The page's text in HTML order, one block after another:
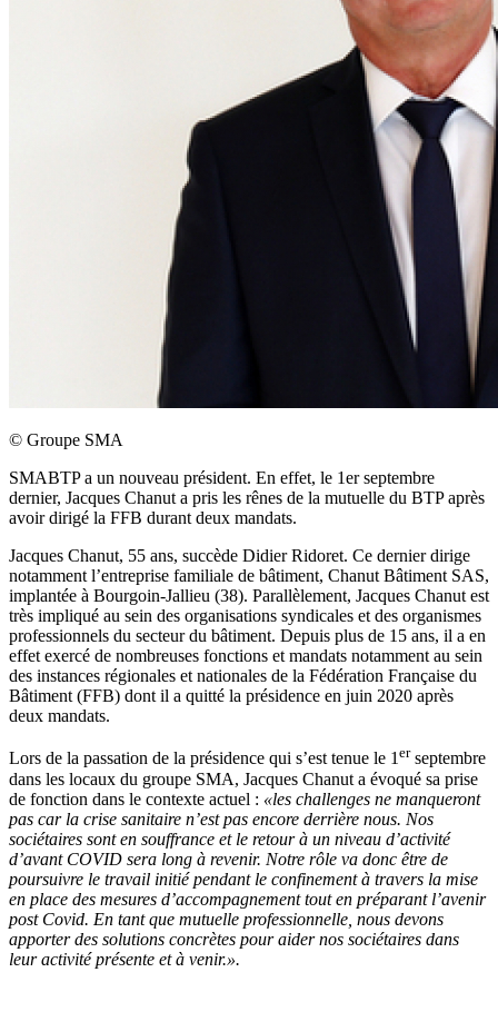
© Groupe SMA
SMABTP a un nouveau président. En effet, le 1er septembre
dernier, Jacques Chanut a pris les rênes de la mutuelle du BTP après
avoir dirigé la FFB durant deux mandats.
Jacques Chanut, 55 ans, succède Didier Ridoret. Ce dernier dirige
notamment l’entreprise familiale de bâtiment, Chanut Bâtiment SAS,
implantée à Bourgoin-Jallieu (38). Parallèlement, Jacques Chanut est
très impliqué au sein des organisations syndicales et des organismes
professionnels du secteur du bâtiment. Depuis plus de 15 ans, il a en
effet exercé de nombreuses fonctions et mandats notamment au sein
des instances régionales et nationales de la Fédération Française du
Bâtiment (FFB) dont il a quitté la présidence en juin 2020 après
deux mandats.
Lors de la passation de la présidence qui s’est tenue le 1erseptembre
dans les locaux du groupe SMA, Jacques Chanut a évoqué sa prise
de fonction dans le contexte actuel : «les challenges ne manqueront
pas car la crise sanitaire n’est pas encore derrière nous. Nos
sociétaires sont en souffrance et le retour à un niveau d’activité
d’avant COVID sera long à revenir. Notre rôle va donc être de
poursuivre le travail initié pendant le confinement à travers la mise
en place des mesures d’accompagnement tout en préparant l’avenir
post Covid. En tant que mutuelle professionnelle, nous devons
apporter des solutions concrètes pour aider nos sociétaires dans
leur activité présente et à venir.».